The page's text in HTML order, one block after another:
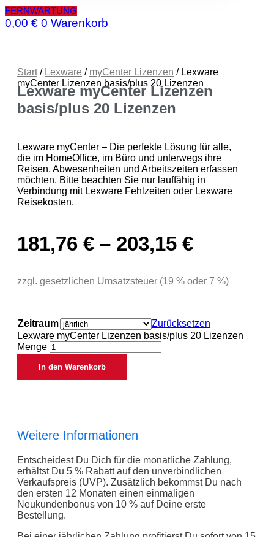
FERNWARTUNG
0,00 € 0 Warenkorb
Start/ Lexware / myCenter Lizenzen / Lexware
myCenter Lizenzen basis/plus 20 Lizenzen
Lexware myCenter Lizenzen
basis/plus 20 Lizenzen
Lexware myCenter – Die perfekte Lösung für alle,
die im HomeOffice, im Büro und unterwegs ihre
Reisen, Abwesenheiten und Arbeitszeiten erfassen
möchten. Bitte beachten Sie nur lauffähig in
Verbindung mit Lexware Fehlzeiten oder Lexware
Reisekosten.
181,76 € – 203,15 €
zzgl. gesetzlichen Umsatzsteuer (19 % oder 7 %)
Zeitraum
Zurücksetzen
Lexware myCenter Lizenzen basis/plus 20 Lizenzen
Menge
In den Warenkorb
Weitere Informationen
Entscheidest Du Dich für die monatliche Zahlung,
erhältst Du 5 % Rabatt auf den unverbindlichen
Verkaufspreis (UVP). Zusätzlich bekommst Du nach
den ersten 12 Monaten einen einmaligen
Neukundenbonus von 10 % auf Deine erste
Bestellung.